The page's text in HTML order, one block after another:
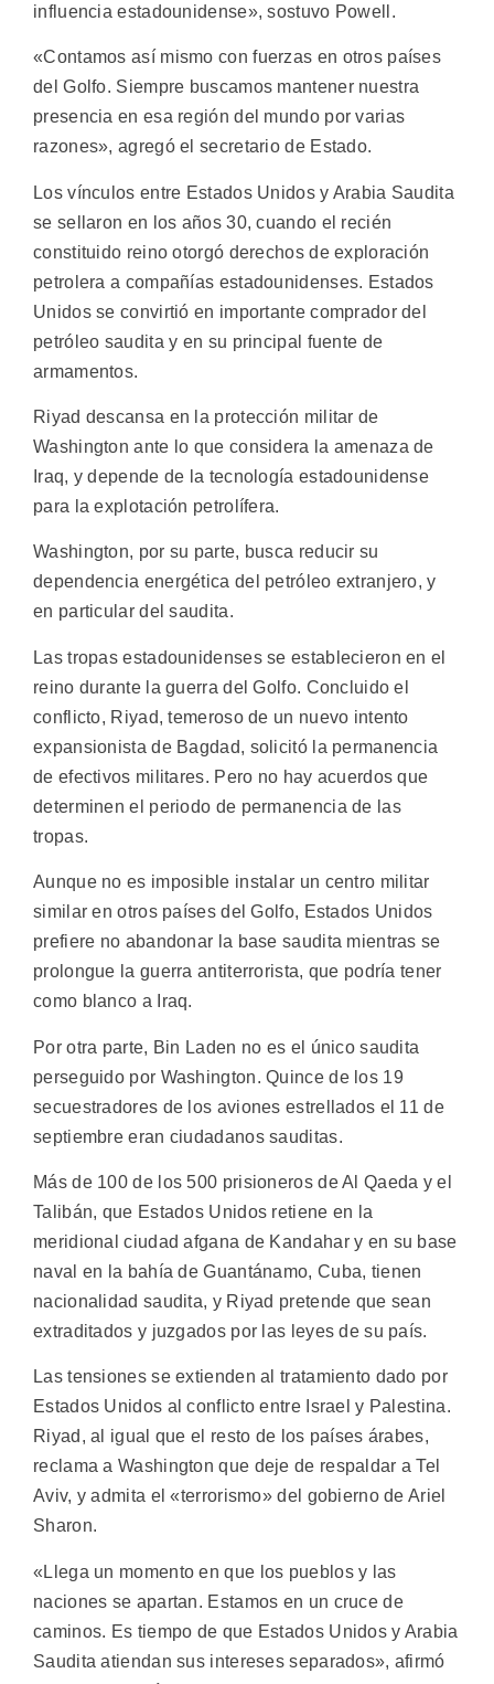
influencia estadounidense», sostuvo Powell.
«Contamos así mismo con fuerzas en otros países
del Golfo. Siempre buscamos mantener nuestra
presencia en esa región del mundo por varias
razones», agregó el secretario de Estado.
Los vínculos entre Estados Unidos y Arabia Saudita
se sellaron en los años 30, cuando el recién
constituido reino otorgó derechos de exploración
petrolera a compañías estadounidenses. Estados
Unidos se convirtió en importante comprador del
petróleo saudita y en su principal fuente de
armamentos.
Riyad descansa en la protección militar de
Washington ante lo que considera la amenaza de
Iraq, y depende de la tecnología estadounidense
para la explotación petrolífera.
Washington, por su parte, busca reducir su
dependencia energética del petróleo extranjero, y
en particular del saudita.
Las tropas estadounidenses se establecieron en el
reino durante la guerra del Golfo. Concluido el
conflicto, Riyad, temeroso de un nuevo intento
expansionista de Bagdad, solicitó la permanencia
de efectivos militares. Pero no hay acuerdos que
determinen el periodo de permanencia de las
tropas.
Aunque no es imposible instalar un centro militar
similar en otros países del Golfo, Estados Unidos
prefiere no abandonar la base saudita mientras se
prolongue la guerra antiterrorista, que podría tener
como blanco a Iraq.
Por otra parte, Bin Laden no es el único saudita
perseguido por Washington. Quince de los 19
secuestradores de los aviones estrellados el 11 de
septiembre eran ciudadanos sauditas.
Más de 100 de los 500 prisioneros de Al Qaeda y el
Talibán, que Estados Unidos retiene en la
meridional ciudad afgana de Kandahar y en su base
naval en la bahía de Guantánamo, Cuba, tienen
nacionalidad saudita, y Riyad pretende que sean
extraditados y juzgados por las leyes de su país.
Las tensiones se extienden al tratamiento dado por
Estados Unidos al conflicto entre Israel y Palestina.
Riyad, al igual que el resto de los países árabes,
reclama a Washington que deje de respaldar a Tel
Aviv, y admita el «terrorismo» del gobierno de Ariel
Sharon.
«Llega un momento en que los pueblos y las
naciones se apartan. Estamos en un cruce de
caminos. Es tiempo de que Estados Unidos y Arabia
Saudita atiendan sus intereses separados», afirmó